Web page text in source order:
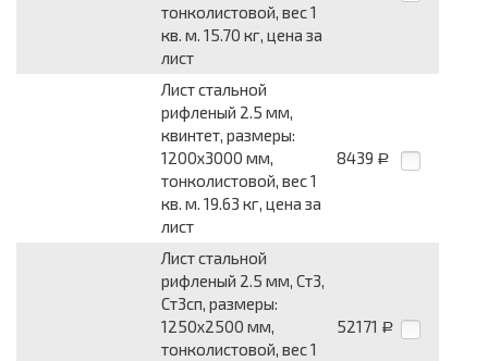
тонколистовой, вес 1
кв. м. 15.70 кг, цена за
лист
Лист стальной
рифленый 2.5 мм,
квинтет, размеры:
1200x3000 мм,
тонколистовой, вес 1
кв. м. 19.63 кг, цена за
лист
8439 Р
Лист стальной
рифленый 2.5 мм, Ст3,
Ст3сп, размеры:
1250x2500 мм,
тонколистовой, вес 1
52171 Р